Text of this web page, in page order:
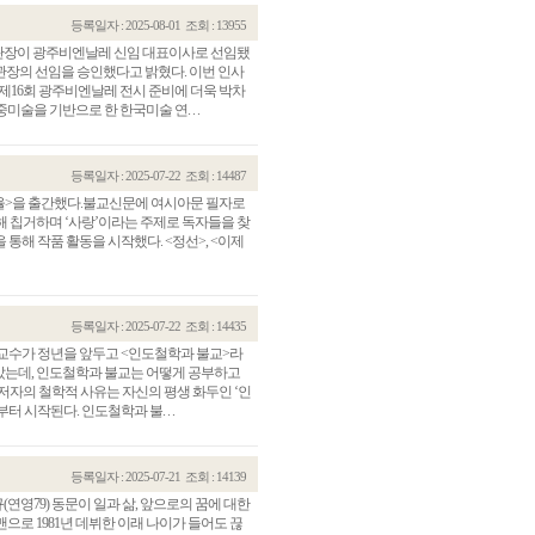
등록일자 : 2025-08-01 조회 : 13955
이 광주비엔날레 신임 대표이사로 선임됐
장의 선임을 승인했다고 밝혔다. 이번 인사
16회 광주비엔날레 전시 준비에 더욱 박차
술을 기반으로 한 한국미술 연. . .
등록일자 : 2025-07-22 조회 : 14487
을 출간했다.불교신문에 여시아문 필자로
거하며 ‘사랑’이라는 주제로 독자들을 찾
해 작품 활동을 시작했다. <정선>, <이제
등록일자 : 2025-07-22 조회 : 14435
수가 정년을 앞두고 <인도철학과 불교>라
데, 인도철학과 불교는 어떻게 공부하고
의 철학적 사유는 자신의 평생 화두인 ‘인
시작된다. 인도철학과 불. . .
등록일자 : 2025-07-21 조회 : 14139
영79) 동문이 일과 삶, 앞으로의 꿈에 대한
로 1981년 데뷔한 이래 나이가 들어도 끊